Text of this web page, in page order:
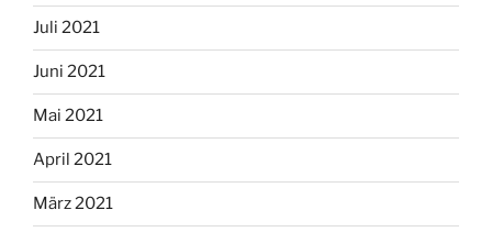
Juli 2021
Juni 2021
Mai 2021
April 2021
März 2021